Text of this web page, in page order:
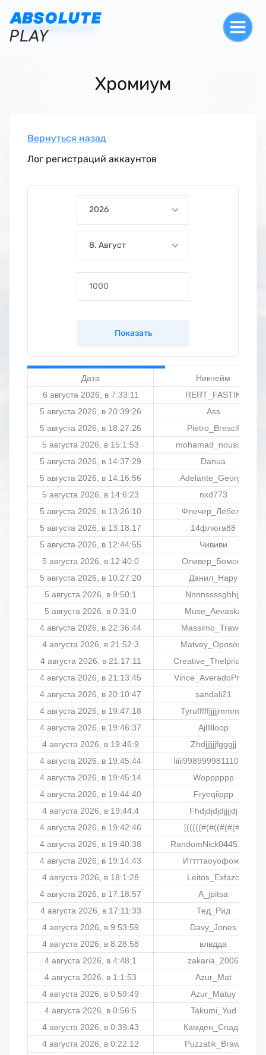
Хромиум
Лог регистраций аккаунтов
Вернуться назад
Дата
Никнейм
6 августа 2026, в 7:33:11
RERT_FASTIK
5 августа 2026, в 20:39:26
Ass
5 августа 2026, в 18:27:26
Pietro_Brescif
5 августа 2026, в 15:1:53
mohamad_noussair
5 августа 2026, в 14:37:29
Danua
5 августа 2026, в 14:16:56
Adelante_George
5 августа 2026, в 14:6:23
nxd773
5 августа 2026, в 13:26:10
Флечер_Лебель
5 августа 2026, в 13:18:17
14флюга88
5 августа 2026, в 12:44:55
Чививи
5 августа 2026, в 12:40:0
Оливер_Бомонт
5 августа 2026, в 10:27:20
Данил_Нару
5 августа 2026, в 9:50:1
Nnnnssssghhjjj
5 августа 2026, в 0:31:0
Muse_Aevaska
4 августа 2026, в 22:36:44
Massimo_Trawer
4 августа 2026, в 21:52:3
Matvey_Opososs
4 августа 2026, в 21:17:11
Creative_Thelpriader
4 августа 2026, в 21:13:45
Vince_AveradoPrime
4 августа 2026, в 20:10:47
sandali21
4 августа 2026, в 19:47:18
Tyrufffffjjjjjmmmm
4 августа 2026, в 19:46:37
Ajllllloop
4 августа 2026, в 19:46:9
Zhdjjjjjjfgggjj
4 августа 2026, в 19:45:44
Iiiii998999981110000
4 августа 2026, в 19:45:14
Wopppppp
4 августа 2026, в 19:44:40
Fryeqiippp
4 августа 2026, в 19:44:4
Fhdjdjdjdjjjjdj
4 августа 2026, в 19:42:46
[(((((#(#((#(#(#(
4 августа 2026, в 19:40:38
RandomNick04451475
4 августа 2026, в 19:14:43
Иттттаоуофожд
4 августа 2026, в 18:1:28
Leitos_Exfazo
4 августа 2026, в 17:18:57
A_jpitsa
4 августа 2026, в 17:11:33
Тед_Рид
4 августа 2026, в 9:53:59
Davy_Jones
4 августа 2026, в 8:28:58
влвдда
4 августа 2026, в 4:48:1
zakaria_2006
4 августа 2026, в 1:1:53
Azur_Mat
4 августа 2026, в 0:59:49
Azur_Matuy
4 августа 2026, в 0:56:5
Takumi_Yud
4 августа 2026, в 0:39:43
Камден_Спада
4 августа 2026, в 0:22:12
Puzzatik_Brawl